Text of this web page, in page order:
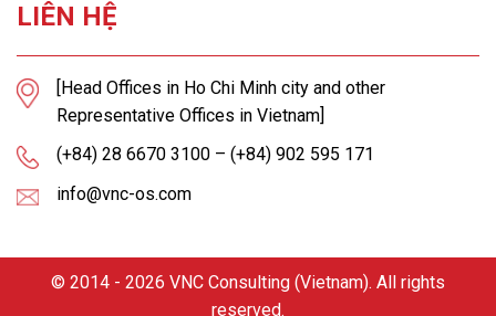
LIÊN HỆ
[Head Offices in Ho Chi Minh city and other
Representative Offices in Vietnam]
(+84) 28 6670 3100 – (+84) 902 595 171
info@vnc-os.com
© 2014 - 2026 VNC Consulting (Vietnam). All rights
reserved.